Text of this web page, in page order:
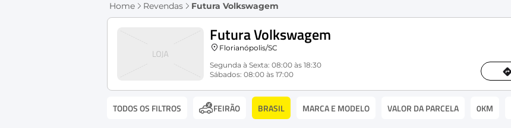
Home Revendas Futura Volkswagem
Futura Volkswagem
Florianópolis/SC
Segunda à Sexta: 08:00 às 18:30
Sábados: 08:00 às 17:00
TODOS OS FILTROS FEIRÃO BRASIL MARCA E MODELO VALOR DA PARCELA 0KM